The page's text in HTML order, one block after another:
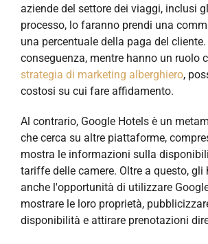
aziende del settore dei viaggi, inclusi
processo, lo faranno prendi una
una percentuale della paga del cliente.
conseguenza, mentre hanno un ruolo
strategia di marketing alberghiero,
costosi su cui fare affidamento.
Al contrario, Google Hotels è un
che cerca su altre piattaforme,
mostra le informazioni sulla
tariffe delle camere. Oltre a questo, gli
anche l'opportunità di utilizzare
mostrare le loro proprietà,
disponibilità e attirare prenotazioni